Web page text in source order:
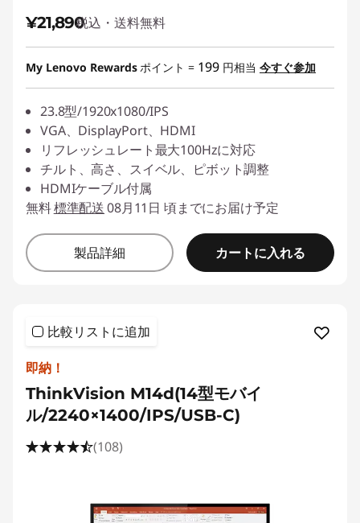
¥21,890税込・送料無料
My Lenovo Rewardsポイント = 199 円相当 今すぐ参加
23.8型/1920x1080/IPS
VGA、DisplayPort、HDMI
リフレッシュレート最大100Hzに対応
チルト、高さ、スイベル、ピボット調整
HDMIケーブル付属
無料標準配送08月11日 頃までにお届け予定
製品詳細 カートに入れる
比較リストに追加
即納！
ThinkVision M14d(14型モバイ
ル/2240×1400/IPS/USB-C)
(108)